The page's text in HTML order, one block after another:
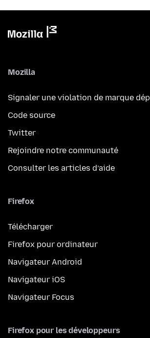
Mozilla
Signaler une violation de marque
Code source
Twitter
Rejoindre notre communauté
Consulter les articles d’aide
Firefox
Télécharger
Firefox pour ordinateur
Navigateur Android
Navigateur iOS
Navigateur Focus
Firefox pour les développeurs